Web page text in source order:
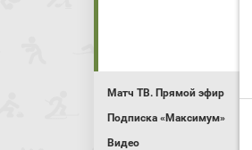
Матч ТВ. Прямой эфир
Подписка «Максимум»
Видео